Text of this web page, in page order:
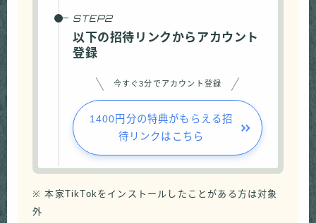
以下の招待リンクからアカウント
登録
今すぐ3分でアカウント登録
1400円分の特典がもらえる招
待リンクはこちら
※ 本家TikTokをインストールしたことがある方は対象
外